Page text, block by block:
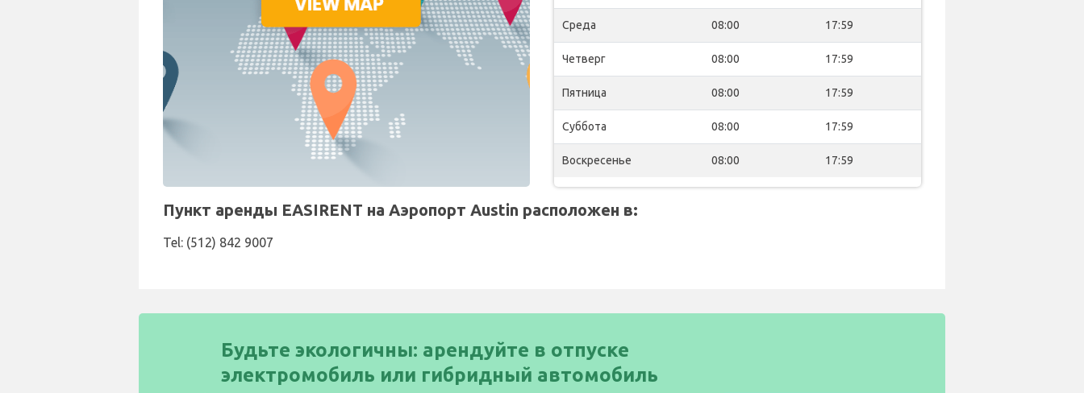
Среда 08:00 17:59
Четверг 08:00 17:59
Пятница 08:00 17:59
Суббота 08:00 17:59
Воскресенье 08:00 17:59
Пункт аренды EASIRENT на Аэропорт Austin расположен в:
Tel: (512) 842 9007
Будьте экологичны: арендуйте в отпуске
электромобиль или гибридный автомобиль